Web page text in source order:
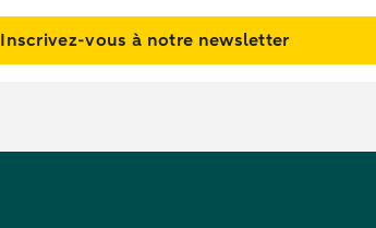
Inscrivez-vous à notre newsletter